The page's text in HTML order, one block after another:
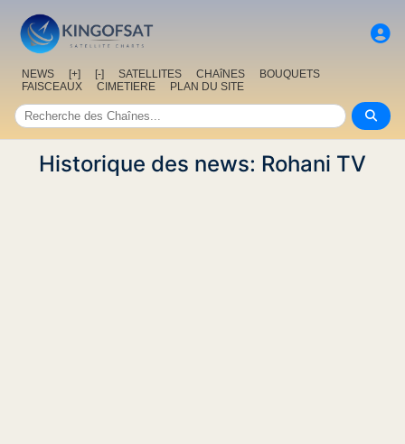
NEWS [+] [-] SATELLITES CHAîNES
BOUQUETS
FAISCEAUX
CIMETIERE PLAN DU SITE
Historique des news: Rohani TV